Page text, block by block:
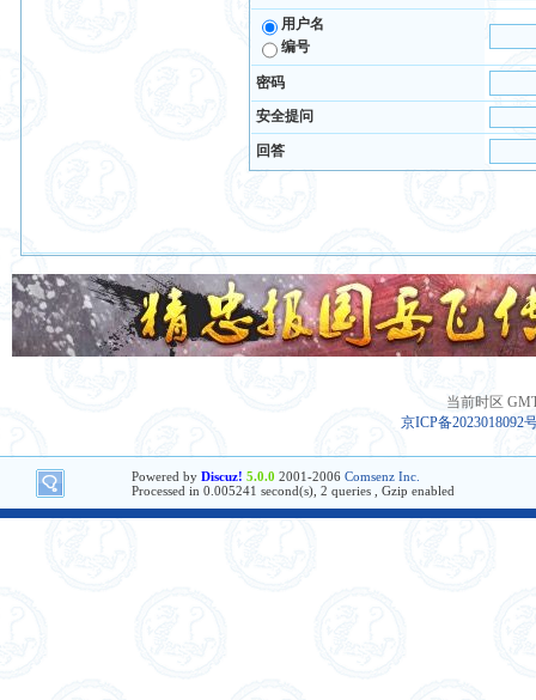
用户名
编号
密码
安全提问
回答
当前时区
京ICP备2023018092
Powered by Discuz! 5.0.0 2001-2006 Comsenz Inc.
Processed in 0.005241 second(s), 2 queries , Gzip enabled